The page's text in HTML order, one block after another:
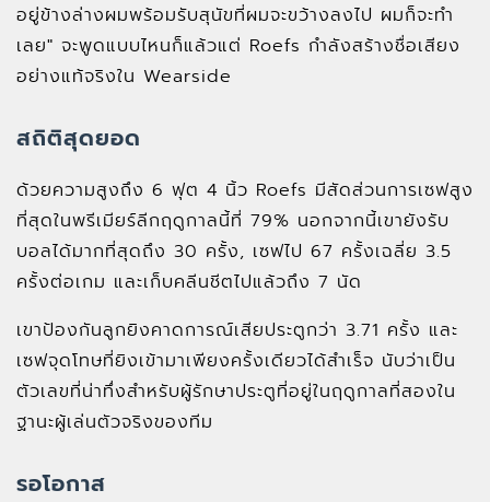
อยู่ข้างล่างผมพร้อมรับสุนัขที่ผมจะขว้างลงไป ผมก็จะทำ
เลย" จะพูดแบบไหนก็แล้วแต่ Roefs กำลังสร้างชื่อเสียง
อย่างแท้จริงใน Wearside
สถิติสุดยอด
ด้วยความสูงถึง 6 ฟุต 4 นิ้ว Roefs มีสัดส่วนการเซฟสูง
ที่สุดในพรีเมียร์ลีกฤดูกาลนี้ที่ 79% นอกจากนี้เขายังรับ
บอลได้มากที่สุดถึง 30 ครั้ง, เซฟไป 67 ครั้งเฉลี่ย 3.5
ครั้งต่อเกม และเก็บคลีนชีตไปแล้วถึง 7 นัด
เขาป้องกันลูกยิงคาดการณ์เสียประตูกว่า 3.71 ครั้ง และ
เซฟจุดโทษที่ยิงเข้ามาเพียงครั้งเดียวได้สำเร็จ นับว่าเป็น
ตัวเลขที่น่าทึ่งสำหรับผู้รักษาประตูที่อยู่ในฤดูกาลที่สองใน
ฐานะผู้เล่นตัวจริงของทีม
รอโอกาส